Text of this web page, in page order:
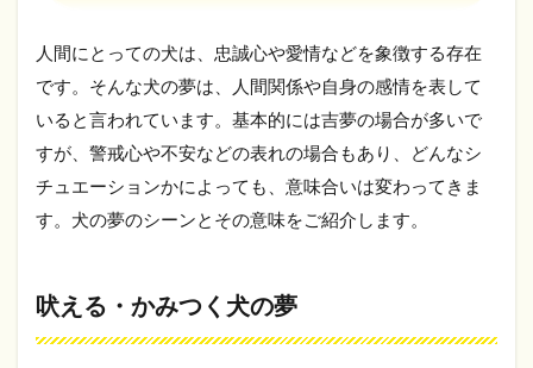
意
味
1.1
吠え
かみ
つく
1.2
人間にとっての犬は、忠誠心や愛情などを象徴する存在
です。そんな犬の夢は、人間関係や自身の感情を表して
いると言われています。基本的には吉夢の場合が多いで
すが、警戒心や不安などの表れの場合もあり、どんなシ
チュエーションかによっても、意味合いは変わってきま
す。犬の夢のシーンとその意味をご紹介します。
吠える・かみつく犬の夢